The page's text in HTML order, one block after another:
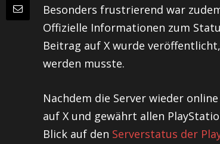
Besonders frustrierend war
Offizielle Informationen zum
Beitrag auf X wurde
werden musste.
Nachdem die Server wieder
auf X und gewährt allen
Blick auf den Serverstatus der